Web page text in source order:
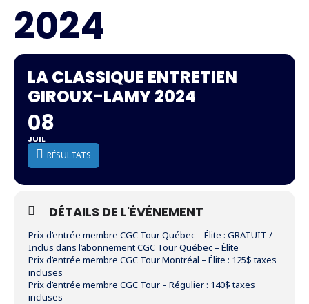
2024
LA CLASSIQUE ENTRETIEN
GIROUX-LAMY 2024
08
JUIL
RÉSULTATS
DÉTAILS DE L'ÉVÉNEMENT
Prix d’entrée membre CGC Tour Québec – Élite : GRATUIT /
Inclus dans l’abonnement CGC Tour Québec – Élite
Prix d’entrée membre CGC Tour Montréal – Élite : 125$ taxes
incluses
Prix d’entrée membre CGC Tour – Régulier : 140$ taxes
incluses